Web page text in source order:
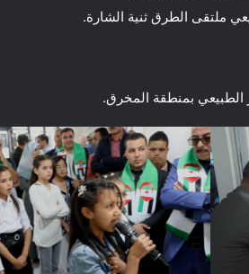
ملتقى الطرق ثنية الشارة.
الطبيعي بمنطقة المخرق.